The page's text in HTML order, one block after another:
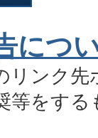
につ
ンク先
等をす